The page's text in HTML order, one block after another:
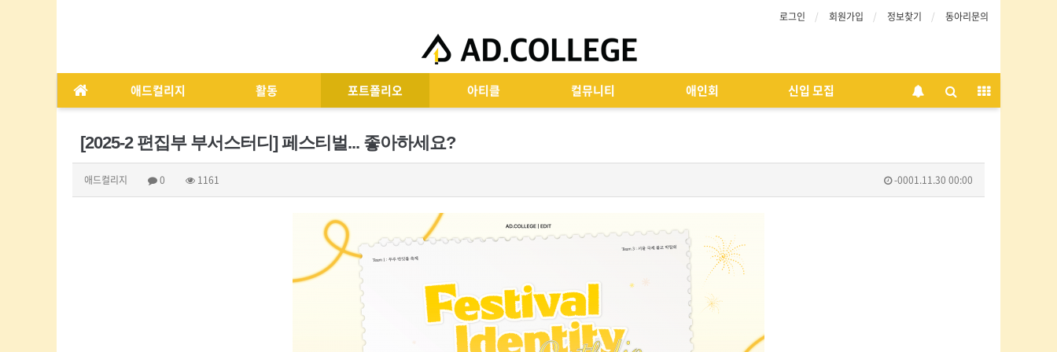
로그인 회원가입 정보찾기 동아리문의
애드컬리지 활동 포트폴리오 아티클 컬뮤니티 애인회 신입 모집
[2025-2 편집부 부서스터디] 페스티벌... 좋아하세요?
애드컬리지 0 1161 -0001.11.30 00:00